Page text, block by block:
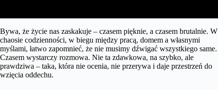
Bywa, że życie nas zaskakuje – czasem pięknie, a czasem brutalnie. W
chaosie codzienności, w biegu między pracą, domem a własnymi
myślami, łatwo zapomnieć, że nie musimy dźwigać wszystkiego same.
Czasem wystarczy rozmowa. Nie ta zdawkowa, na szybko, ale
prawdziwa – taka, która nie ocenia, nie przerywa i daje przestrzeń do
wzięcia oddechu.